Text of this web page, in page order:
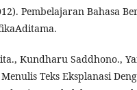
Pembelajaran Bahasa
Kundharu Saddhono.,
Teks Eksplanasi